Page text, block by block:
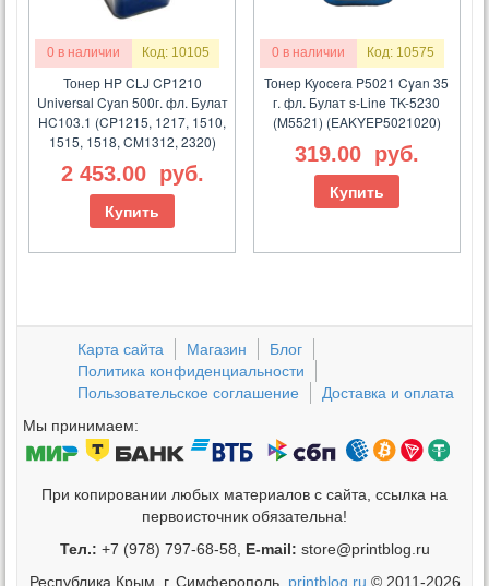
0 в наличии Код: 10105
Тонер HP CLJ CP1210
Universal Cyan 500г. фл. Булат
HC103.1 (CP1215, 1217, 1510,
1515, 1518, CM1312, 2320)
2 453.00 руб.
Купить
0 в наличии Код: 10575
Тонер Kyocera P5021 Cyan 35
г. фл. Булат s-Line TK-5230
(M5521) (EAKYEP5021020)
319.00 руб.
Купить
Карта сайта Магазин
Блог
Политика конфиденциальности
Пользовательское соглашение
Доставка и оплата
Мы принимаем:
При копировании любых материалов с сайта, ссылка на
первоисточник обязательна!
Тел.: +7 (978) 797-68-58, E-mail: store@printblog.ru
Республика Крым, г. Симферополь, printblog.ru © 2011-2026